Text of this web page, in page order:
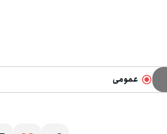
عمومی